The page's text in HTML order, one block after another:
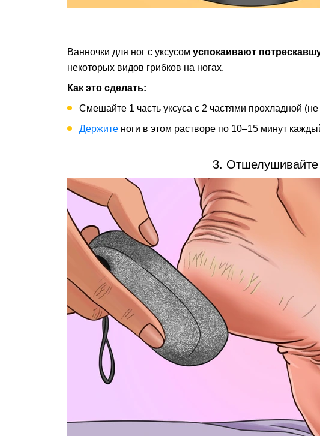
Ванночки для ног с уксусом успокаивают
некоторых видов грибков на ногах.
Как это сделать:
Смешайте 1 часть уксуса с 2 частями прохладной
Держите ноги в этом растворе по 10–15 минут
3. Отшелушивайте